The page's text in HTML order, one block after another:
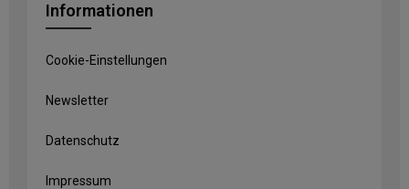
Informationen
Cookie-Einstellungen
Newsletter
Datenschutz
Impressum